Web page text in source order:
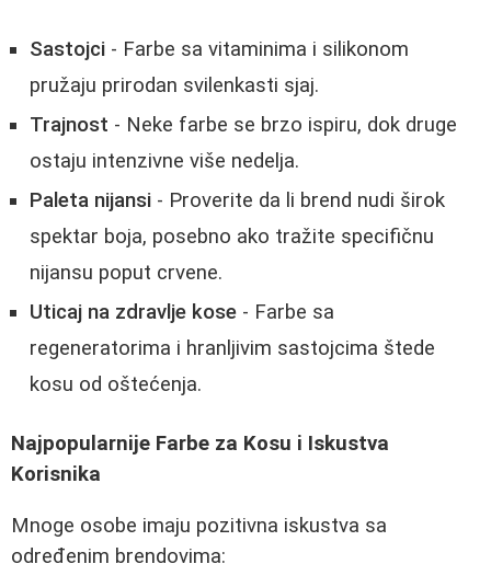
Sastojci - Farbe sa vitaminima i silikonom
pružaju prirodan svilenkasti sjaj.
Trajnost - Neke farbe se brzo ispiru, dok druge
ostaju intenzivne više nedelja.
Paleta nijansi - Proverite da li brend nudi širok
spektar boja, posebno ako tražite specifičnu
nijansu poput crvene.
Uticaj na zdravlje kose - Farbe sa
regeneratorima i hranljivim sastojcima štede
kosu od oštećenja.
Najpopularnije Farbe za Kosu i Iskustva
Korisnika
Mnoge osobe imaju pozitivna iskustva sa
određenim brendovima: